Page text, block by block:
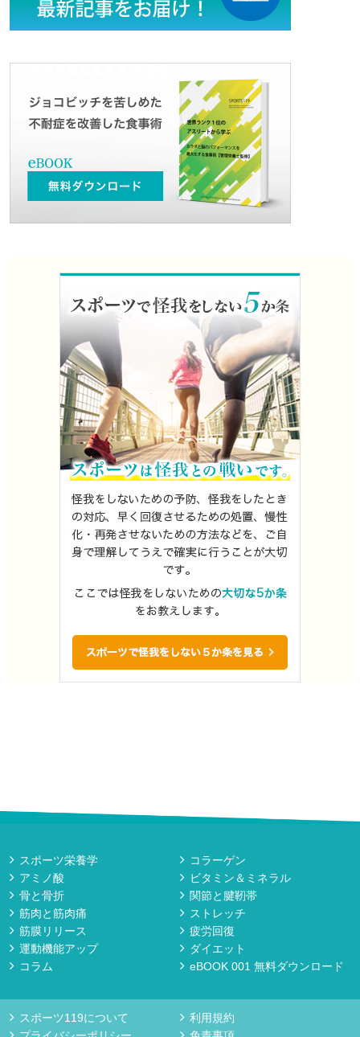
スポーツ栄養学
コラーゲン
アミノ酸
ビタミン＆ミネラル
骨と骨折
関節と腱靭帯
筋肉と筋肉痛
ストレッチ
筋膜リリース
疲労回復
運動機能アップ
ダイエット
コラム
eBOOK 001 無料ダウンロード
スポーツ119について
利用規約